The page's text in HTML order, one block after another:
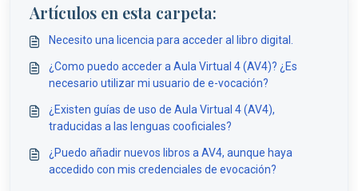
Artículos en esta carpeta:
Necesito una licencia para acceder al libro digital.
¿Como puedo acceder a Aula Virtual 4 (AV4)? ¿Es
necesario utilizar mi usuario de e-vocación?
¿Existen guías de uso de Aula Virtual 4 (AV4),
traducidas a las lenguas cooficiales?
¿Puedo añadir nuevos libros a AV4, aunque haya
accedido con mis credenciales de evocación?